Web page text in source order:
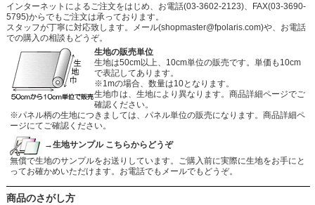
インターネットによるご注文をはじめ、お電話(03-3602-2123)、FAX(03-3690-
5795)からでもご注文は承っております。
スタッフが丁寧に対応致します。メール(shopmaster@fpolaris.com)や、お電話
での購入の相談もどうぞ。
生地の販売単位
生地は50cm以上、10cm単位の販売です。単価も10cm
で表記してあります。
※1mの場合、数量は10となります。
生地巾は、生地により異なります。商品詳細ページでご
確認ください。
※パネル柄の生地につきましては、パネル単位の販売になります。商品詳細ペ
ージにてご確認ください。
→生地サンプル こちらからどうぞ
無償で生地のサンプルをお送りしています。ご購入前に実際に生地をお手にと
ってお確かめいただけます。お電話でもメールでもどうぞ。
商品のさがし方